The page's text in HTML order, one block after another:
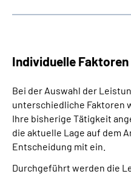
Individuelle Faktoren
Bei der Auswahl der
unterschiedliche Faktoren
Ihre bisherige Tätigkeit
die aktuelle Lage auf dem
Entscheidung mit ein.
Durchgeführt werden die